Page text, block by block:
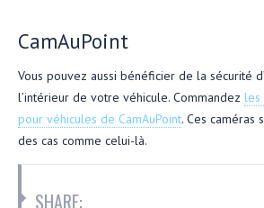
CamAuPoint
Vous pouvez aussi bénéficier de la sécurité
l’intérieur de votre véhicule. Commandez les
pour véhicules de CamAuPoint. Ces caméras
des cas comme celui-là.
SHARE: